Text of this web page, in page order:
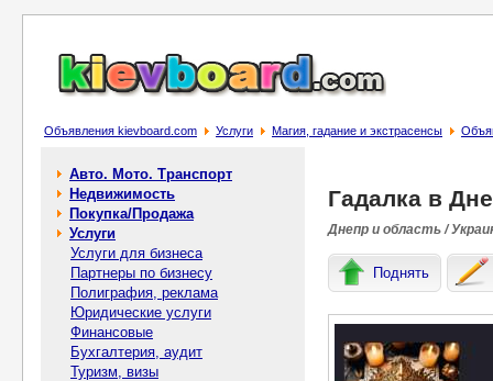
Объявления kievboard.com Услуги Магия, гадание и экстрасенсы
Авто. Мото. Транспорт
Недвижимость
Покупка/Продажа
Услуги
Услуги для бизнеса
Партнеры по бизнесу
Полиграфия, реклама
Юридические услуги
Финансовые
Бухгалтерия, аудит
Туризм, визы
Гадалка в
Днепр и область /
Поднять